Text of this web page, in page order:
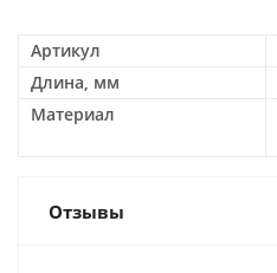
Артикул
Длина, мм
Материал
Отзывы